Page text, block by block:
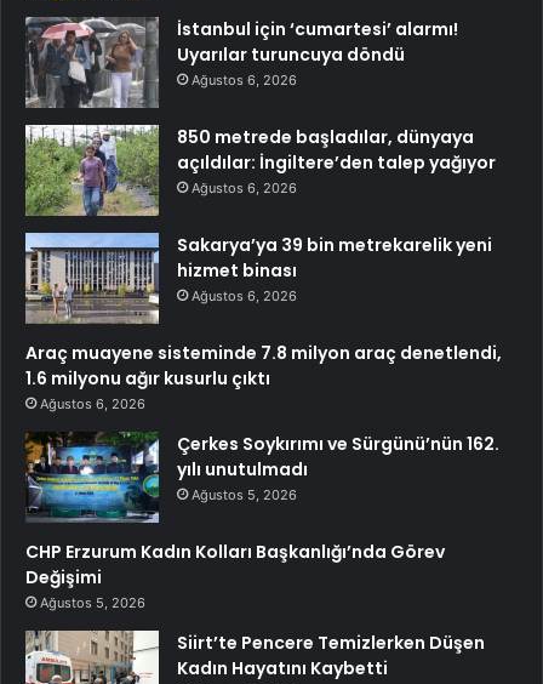
İstanbul için ‘cumartesi’ alarmı!
Uyarılar turuncuya döndü
Ağustos 6, 2026
850 metrede başladılar, dünyaya
açıldılar: İngiltere’den talep yağıyor
Ağustos 6, 2026
Sakarya’ya 39 bin metrekarelik yeni
hizmet binası
Ağustos 6, 2026
Araç muayene sisteminde 7.8 milyon araç denetlendi,
1.6 milyonu ağır kusurlu çıktı
Ağustos 6, 2026
Çerkes Soykırımı ve Sürgünü’nün 162.
yılı unutulmadı
Ağustos 5, 2026
CHP Erzurum Kadın Kolları Başkanlığı’nda Görev
Değişimi
Ağustos 5, 2026
Siirt’te Pencere Temizlerken Düşen
Kadın Hayatını Kaybetti